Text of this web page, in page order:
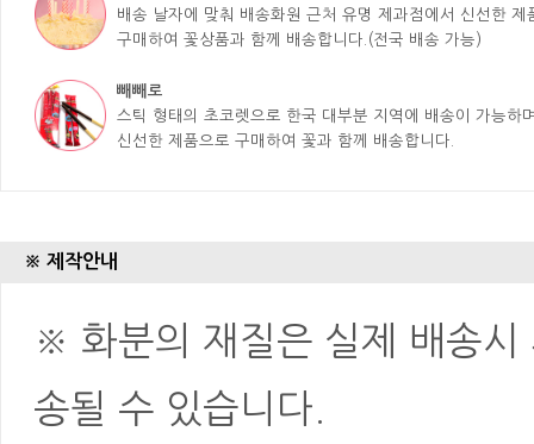
배송 날자에 맞춰 배송화원 근처 유명 제과점에서 신선한 제
구매하여 꽃상품과 함께 배송합니다.(전국 배송 가능)
빼빼로
스틱 형태의 초코렛으로 한국 대부분 지역에 배송이 가능하
신선한 제품으로 구매하여 꽃과 함께 배송합니다.
※ 제작안내
※ 화분의 재질은 실제 배송시
송될 수 있습니다.